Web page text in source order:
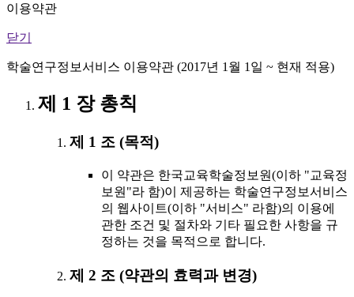
이용약관
닫기
학술연구정보서비스 이용약관 (2017년 1월 1일 ~ 현재 적용)
제 1 장 총칙
제 1 조 (목적)
이 약관은 한국교육학술정보원(이하 "교육정
보원"라 함)이 제공하는 학술연구정보서비스
의 웹사이트(이하 "서비스" 라함)의 이용에
관한 조건 및 절차와 기타 필요한 사항을 규
정하는 것을 목적으로 합니다.
제 2 조 (약관의 효력과 변경)